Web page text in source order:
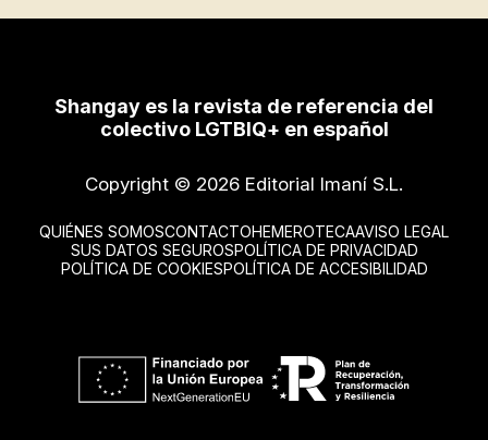
Shangay es la revista de referencia del
colectivo LGTBIQ+ en español
Copyright © 2026 Editorial Imaní S.L.
QUIÉNES SOMOSCONTACTOHEMEROTECAAVISO LEGAL
SUS DATOS SEGUROSPOLÍTICA DE PRIVACIDAD
POLÍTICA DE COOKIESPOLÍTICA DE ACCESIBILIDAD